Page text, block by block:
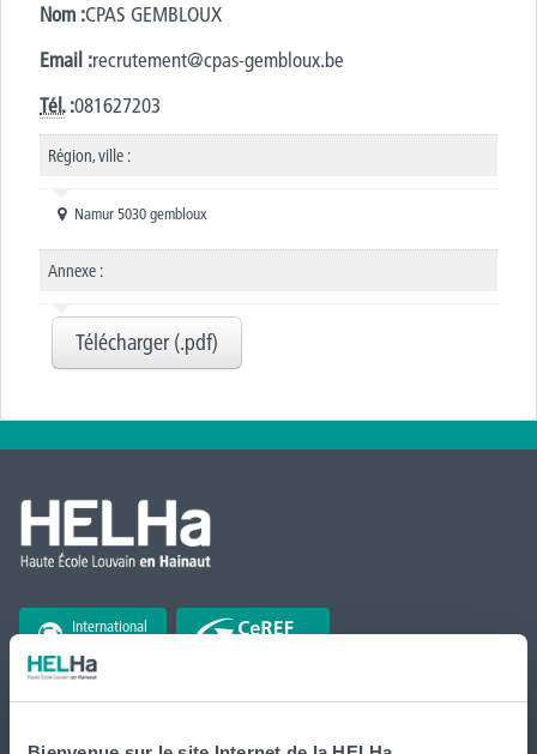
Nom :CPAS GEMBLOUX
Email :recrutement@cpas-gembloux.be
Tél.:081627203
Région, ville :
Namur 5030 gembloux
Annexe :
Télécharger (.pdf)
International
professionnalisantes (du Bachelier au Master) : 65